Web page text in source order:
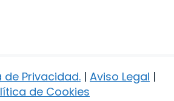
de Privacidad. | Aviso Legal |
de Cookies